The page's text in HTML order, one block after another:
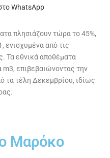
WhatsApp
πλησιάζουν τώρα το 45%,
ενισχυμένα από τις
Τα εθνικά αποθέματα
m3, επιβεβαιώνοντας την
τα τέλη Δεκεμβρίου, ιδίως
Μαρόκο